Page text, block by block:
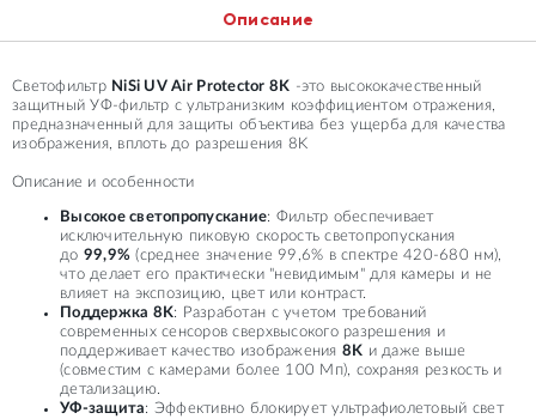
Описание
Светофильтр NiSi UV Air Protector 8K -это высококачественный
защитный УФ-фильтр с ультранизким коэффициентом отражения,
предназначенный для защиты объектива без ущерба для качества
изображения, вплоть до разрешения 8K
Описание и особенности
Высокое светопропускание: Фильтр обеспечивает
исключительную пиковую скорость светопропускания
до 99,9% (среднее значение 99,6% в спектре 420-680 нм),
что делает его практически "невидимым" для камеры и не
влияет на экспозицию, цвет или контраст.
Поддержка 8K: Разработан с учетом требований
современных сенсоров сверхвысокого разрешения и
поддерживает качество изображения 8K и даже выше
(совместим с камерами более 100 Мп), сохраняя резкость и
детализацию.
УФ-защита: Эффективно блокирует ультрафиолетовый свет